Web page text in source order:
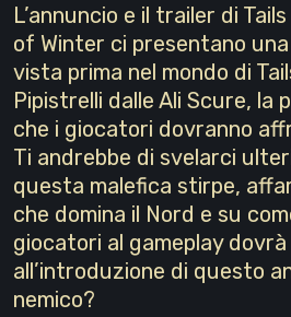
L’annuncio e il trailer di
of Winter ci presentano
vista prima nel mondo di
Pipistrelli dalle Ali Scure, la
che i giocatori dovranno
Ti andrebbe di svelarci
questa malefica stirpe,
che domina il Nord e su
giocatori al gameplay
all’introduzione di questo
nemico?